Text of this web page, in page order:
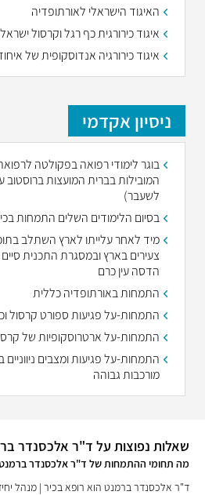
האיגוד הישראלי לאורתופדיה
איגוד כירורגית כף רגל וקרסול
איגוד כירורגיה אנדוסקופית של
ניסיון אקדמי
בוגר לימודי רפואה בפקולטה
המובילות בברית המועצות ברוסטוב
לשעבר)
בסיום הלימודים השלים התמחות
מיד לאחר עלייתו לארץ השתלב
צעירים בארץ ובמסגרת התכנית
הדסה עין כרם
התמחות באורתופדיה כללית
התמחות-על פגיעות ספורט קרסול
התמחות-על ארטרוסקופיות של
התמחות-על פגיעות ומצבים
מורכבות גבוהה
שאלות נפוצות על ד"ר אלכסנדר
מה תחומי ההתמחות של ד"ר אלכסנדר
ד"ר אלכסנדר ברמנט הוא רופא בכיר | מנהל